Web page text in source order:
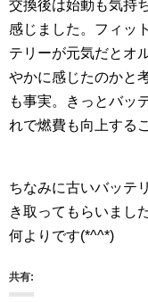
交換後は始動も気持
感じました。フィッ
テリーが元気だとオ
やかに感じたのかと
も事実。きっとバッ
れで燃費も向上する
ちなみに古いバッテ
き取ってもらいまし
何よりです(*^^*)
共有: